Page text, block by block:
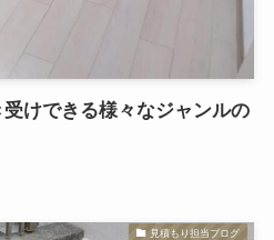
けできる様々なジャンルの
見積もり担当ブログ